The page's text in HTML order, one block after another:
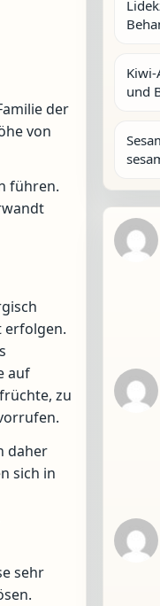
der
von
führen.
erfolgen.
auf
zu
daher
sich in
sehr
und